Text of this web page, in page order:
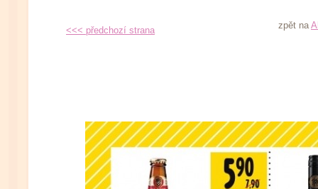
<<< předchozí strana zpět na